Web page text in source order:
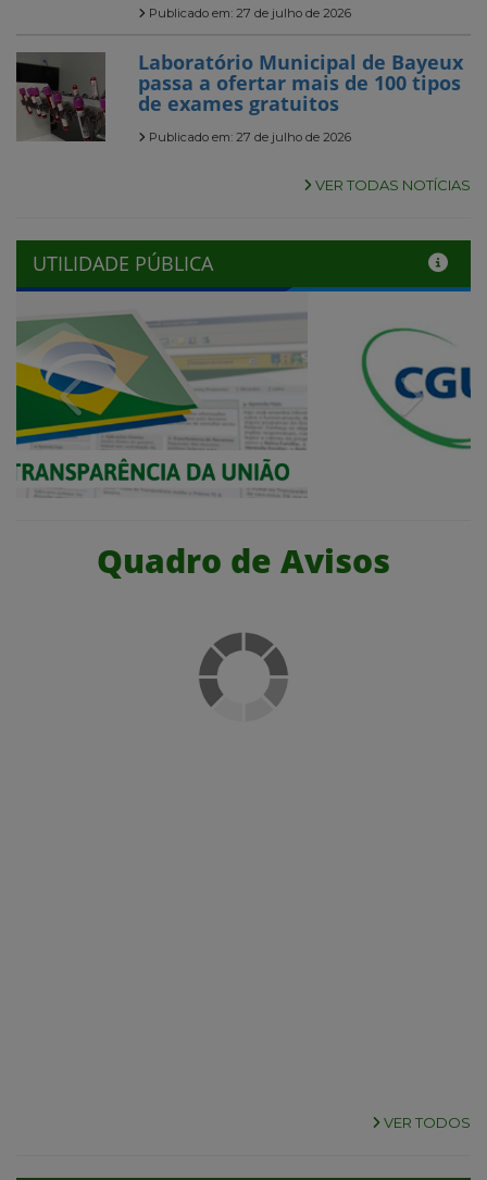
Publicado em: 27 de julho de 2026
Laboratório Municipal de Bayeux
passa a ofertar mais de 100 tipos
de exames gratuitos
Publicado em: 27 de julho de 2026
VER TODAS NOTÍCIAS
UTILIDADE PÚBLICA
Previous Next
Quadro de Avisos
VER TODOS